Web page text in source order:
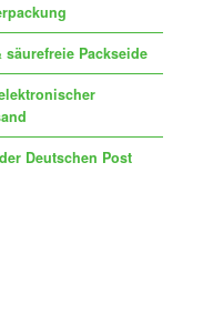
Packseide
Deutschen Post